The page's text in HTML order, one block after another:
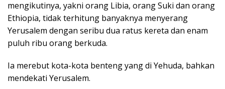
mengikutinya, yakni orang Libia, orang Suki dan orang
Ethiopia, tidak terhitung banyaknya menyerang
Yerusalem dengan seribu dua ratus kereta dan enam
puluh ribu orang berkuda.
Ia merebut kota-kota benteng yang di Yehuda, bahkan
mendekati Yerusalem.